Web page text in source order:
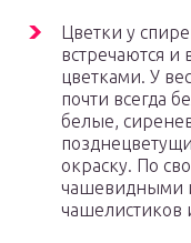
Цветки у
встречаются
цветками. У
почти всегда
белые,
окраску. По
чашевидными
чашелистиков